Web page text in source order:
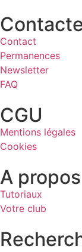
Contact
Permanences
Newsletter
FAQ
CGU
Mentions légales
Cookies
A
Tutoriaux
Votre club